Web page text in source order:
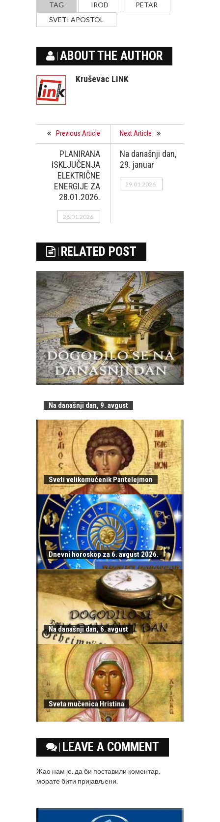
TAG IROD
PETAR
SVETI APOSTOL
ABOUT THE AUTHOR
Kruševac LINK
Previous Article
PLANIRANA
ISKLJUČENJA
ELEKTRIČNE
ENERGIJE ZA
28.01.2026.
28.01.2026.
Next Article
Na današnji dan,
29. januar
29.01.2026.
RELATED POST
Na današnji dan, 9. avgust
Sveti velikomučenik Pantelejmon
Dnevni horoskop za 6. avgust 2026.
Na današnji dan, 6. avgust
Sveta mučenica Hristina
LEAVE A COMMENT
Жао нам је, да би поставили коментар,
моратебити пријављени.